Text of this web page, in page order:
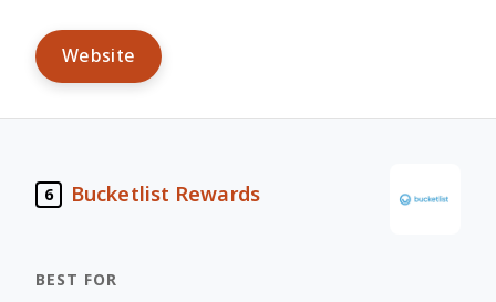
Website
6 Bucketlist Rewards